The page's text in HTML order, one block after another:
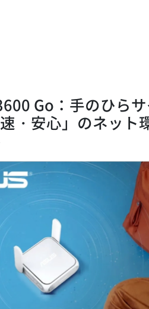
Go：手のひら
・安心」のネット